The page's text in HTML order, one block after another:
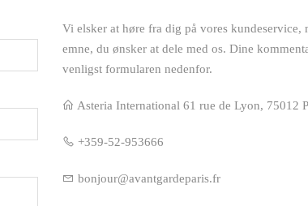
Vi elsker at høre fra dig på vores kundeservice,
emne, du ønsker at dele med os. Dine
venligst formularen nedenfor.
Asteria International 61 rue de Lyon, 75012
+359-52-953666
bonjour@avantgardeparis.fr